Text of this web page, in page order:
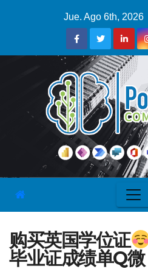
Jue. Ago 6th, 2026
购买英国学位证
毕业证成绩单Q